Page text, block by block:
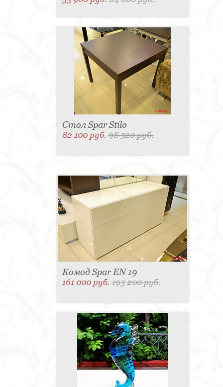
Стол Spar Stilo
82 100 руб.98 520 руб.
Комод Spar EN 19
161 000 руб.193 200 руб.